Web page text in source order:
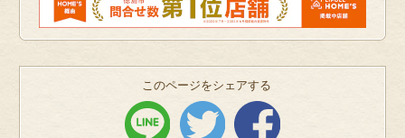
このページをシェアする